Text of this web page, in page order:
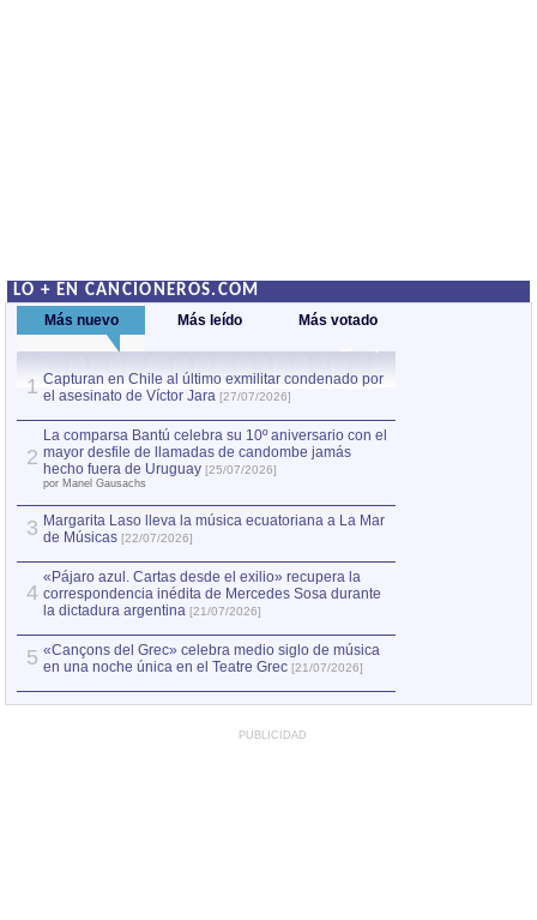
LO + EN CANCIONEROS.COM
Más nuevo Más leído Más votado
1 Capturan en Chile al último exmilitar condenado por
el asesinato de Víctor Jara [27/07/2026]
2
La comparsa Bantú celebra su 10º aniversario con el
mayor desfile de llamadas de candombe jamás
hecho fuera de Uruguay [25/07/2026]
por Manel Gausachs
3 Margarita Laso lleva la música ecuatoriana a La Mar
de Músicas [22/07/2026]
4
«Pájaro azul. Cartas desde el exilio» recupera la
correspondencia inédita de Mercedes Sosa durante
la dictadura argentina [21/07/2026]
5 «Cançons del Grec» celebra medio siglo de música
en una noche única en el Teatre Grec [21/07/2026]
PUBLICIDAD